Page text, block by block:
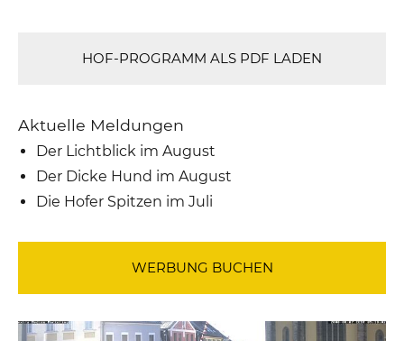
HOF-PROGRAMM ALS PDF LADEN
Aktuelle Meldungen
Der Lichtblick im August
Der Dicke Hund im August
Die Hofer Spitzen im Juli
WERBUNG BUCHEN